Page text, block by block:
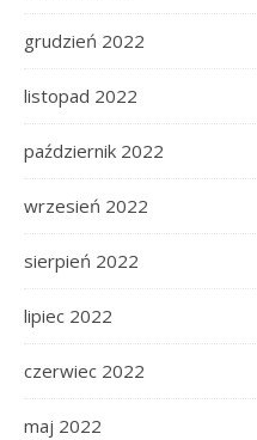
grudzień 2022
listopad 2022
październik 2022
wrzesień 2022
sierpień 2022
lipiec 2022
czerwiec 2022
maj 2022